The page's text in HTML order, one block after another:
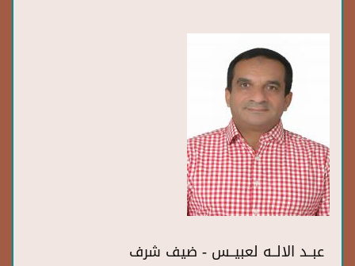
عبــد الالــه لعبيــس - ضيف شرف